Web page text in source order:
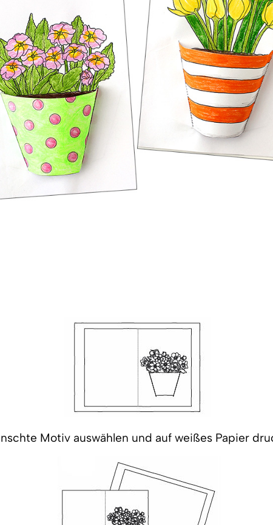
Motiv auswählen und auf weißes Papier